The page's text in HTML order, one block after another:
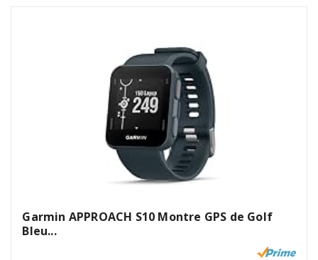
Garmin APPROACH S10 Montre GPS de Golf
Bleu...